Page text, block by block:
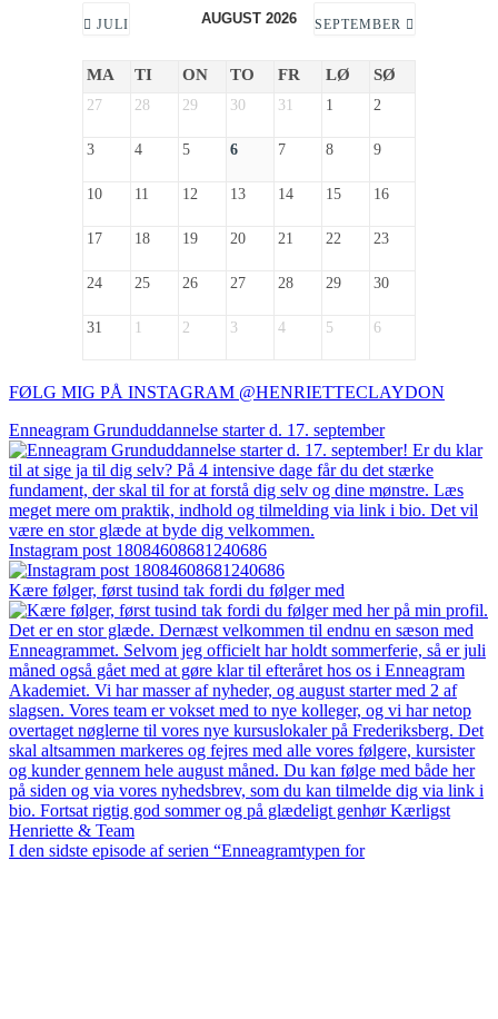
JULI AUGUST 2026 SEPTEMBER
MA TI ON TO FR LØ SØ
27 28 29 30 31 1 2
3 4 5 6 7 8 9
10 11 12 13 14 15 16
17 18 19 20 21 22 23
24 25 26 27 28 29 30
31 1 2 3 4 5 6
FØLG MIG PÅ INSTAGRAM @HENRIETTECLAYDON​
Enneagram Grunduddannelse starter d. 17. september
Instagram post 18084608681240686
Kære følger, først tusind tak fordi du følger med
I den sidste episode af serien “Enneagramtypen for